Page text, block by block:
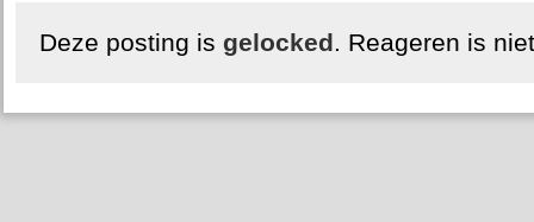
Deze posting is gelocked. Reageren is